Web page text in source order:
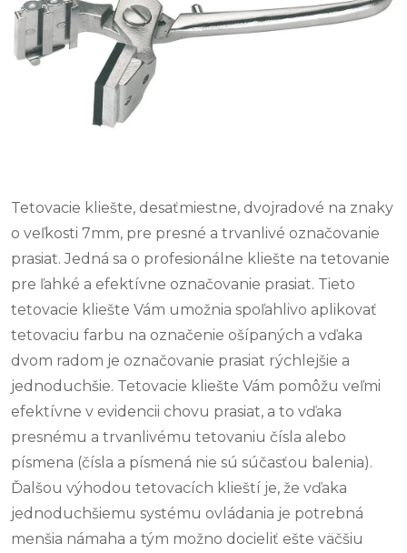
Tetovacie kliešte, desaťmiestne, dvojradové na znaky
o veľkosti 7mm, pre presné a trvanlivé označovanie
prasiat. Jedná sa o profesionálne kliešte na tetovanie
pre ľahké a efektívne označovanie prasiat. Tieto
tetovacie kliešte Vám umožnia spoľahlivo aplikovať
tetovaciu farbu na označenie ošípaných a vďaka
dvom radom je označovanie prasiat rýchlejšie a
jednoduchšie. Tetovacie kliešte Vám pomôžu veľmi
efektívne v evidencii chovu prasiat, a to vďaka
presnému a trvanlivému tetovaniu čísla alebo
písmena (čísla a písmená nie sú súčasťou balenia).
Ďalšou výhodou tetovacích klieští je, že vďaka
jednoduchšiemu systému ovládania je potrebná
menšia námaha a tým možno docieliť ešte väčšiu